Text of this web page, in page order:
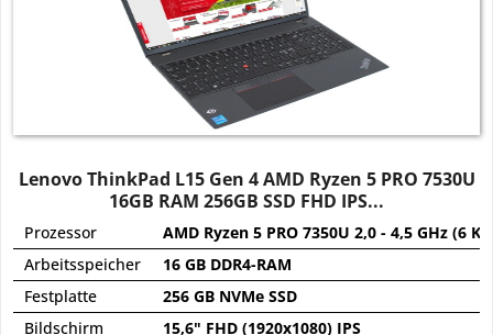
Lenovo ThinkPad L15 Gen 4 AMD Ryzen 5 PRO 7530U
16GB RAM 256GB SSD FHD IPS...
Prozessor
AMD Ryzen 5 PRO 7350U 2,0 - 4,5 GHz (6
Arbeitsspeicher
16 GB DDR4-RAM
Festplatte
256 GB NVMe SSD
Bildschirm
15,6" FHD (1920x1080) IPS